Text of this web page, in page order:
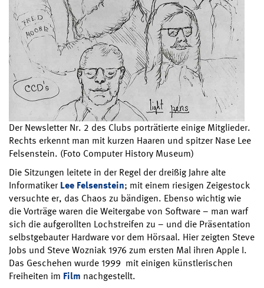
Der Newsletter Nr. 2 des Clubs porträtierte einige Mitglieder.
Rechts erkennt man mit kurzen Haaren und spitzer Nase Lee
Felsenstein. (Foto Computer History Museum)
Die Sitzungen leitete in der Regel der dreißig Jahre alte
InformatikerLee Felsenstein; mit einem riesigen Zeigestock
versuchte er, das Chaos zu bändigen. Ebenso wichtig wie
die Vorträge waren die Weitergabe von Software – man warf
sich die aufgerollten Lochstreifen zu – und die Präsentation
selbstgebauter Hardware vor dem Hörsaal. Hier zeigten Steve
Jobs und Steve Wozniak 1976 zum ersten Mal ihren Apple I.
Das Geschehen wurde 1999 mit einigen künstlerischen
Freiheiten im Film nachgestellt.